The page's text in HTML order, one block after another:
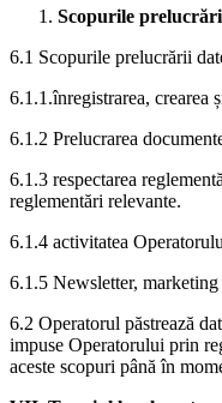
Scopurile
6.1 Scopurile prelucrării
6.1.1.înregistrarea, crearea
6.1.2 Prelucrarea
6.1.3 respectarea
reglementări relevante.
6.1.4 activitatea
6.1.5 Newsletter,
6.2 Operatorul păstrează
impuse Operatorului prin
aceste scopuri până în